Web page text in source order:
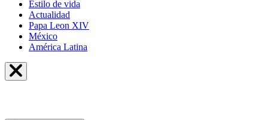
Estilo de vida
Actualidad
Papa Leon XIV
México
América Latina